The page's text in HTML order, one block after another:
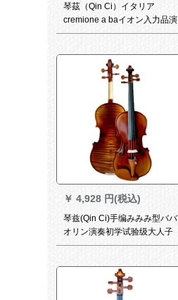
琴茲（Qin Ci）イタリア
cremione a baイオン入力品演
奏试验级のハンドメードのバ
身长135 cmぐぐぐぐいです。
￥ 4,928 円(税込)
琴兹(Qin Ci)手编みみみ型ババ
オリン演奏初学试验级大人子
供バイオリン実木巴イオン1/8